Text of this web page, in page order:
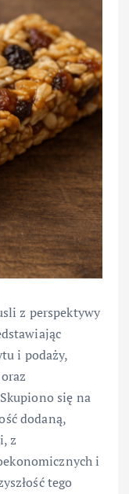
z perspektywy
i podaży,
się na
dodaną,
z
i
tego